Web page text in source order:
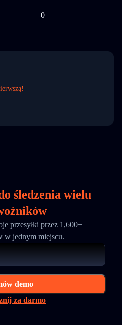
0
śledzenia wielu
przesyłki przez 1,600+
w jednym miejscu.
demo
za darmo